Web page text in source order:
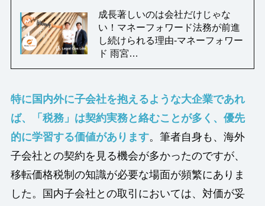
成長著しいのは会社だけじゃな
い！マネーフォワード法務が前進
し続けられる理由-マネーフォワー
ド 雨宮…
特に国内外に子会社を抱えるような大企業であれ
ば、「税務」は契約実務と絡むことが多く、優先
的に学習する価値があります。筆者自身も、海外
子会社との契約を見る機会が多かったのですが、
移転価格税制の知識が必要な場面が頻繁にありま
した。国内子会社との取引においては、対価が妥